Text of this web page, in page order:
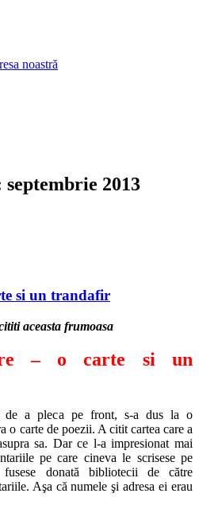
noastră
septembrie 2013
si un trandafir
aceasta frumoasa
– o carte si un
de a pleca pe front, s-a dus la o
o carte de poezii. A citit cartea care a
sa. Dar ce l-a impresionat mai
pe care cineva le scrisese pe
donată bibliotecii de către
Aşa că numele şi adresa ei erau